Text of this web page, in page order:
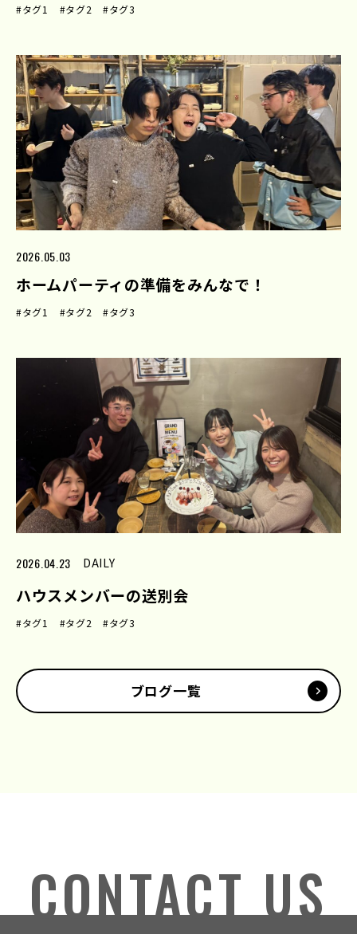
#タグ1 #タグ2 #タグ3
2026.05.03
ホームパーティの準備をみんなで！
#タグ1 #タグ2 #タグ3
2026.04.23 DAILY
ハウスメンバーの送別会
#タグ1 #タグ2 #タグ3
ブログ一覧
CONTACT US